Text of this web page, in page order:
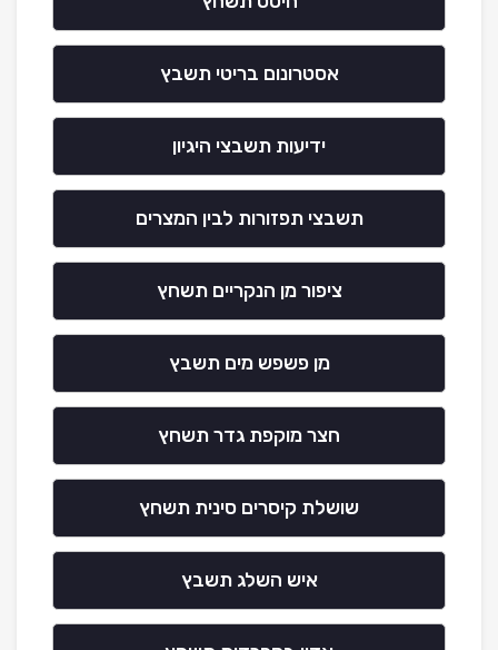
אסטרונום בריטי תשבץ
ידיעות תשבצי היגיון
תשבצי תפזורות לבין המצרים
ציפור מן הנקריים תשחץ
מן פשפש מים תשבץ
חצר מוקפת גדר תשחץ
שושלת קיסרים סינית תשחץ
איש השלג תשבץ